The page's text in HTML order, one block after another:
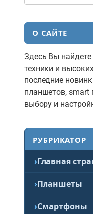
О САЙТЕ
Здесь Вы
техники и
последние
планшетов, smart
выбору и
РУБРИКАТОР
Главная
Планшеты
Смартфоны